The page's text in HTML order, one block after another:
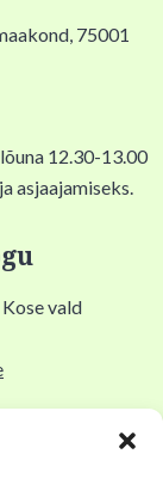
75001
12.30-13.00
asjaajamiseks.
vald
12-12.30,